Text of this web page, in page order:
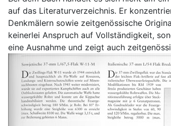
auf das Literaturverzeichnis. Er
Denkmälern sowie zeitgenössische
keinerlei Anspruch auf Vollständigkeit,
eine Ausnahme und zeigt auch